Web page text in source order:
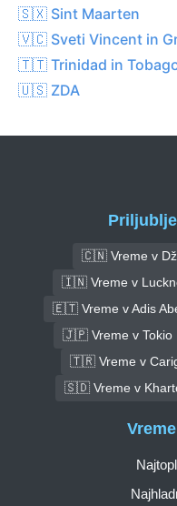
🇸🇽 Sint Maarten
🇻🇨 Sveti Vincent in
🇹🇹 Trinidad in
🇺🇸 ZDA
🇨🇳 Vreme v
🇮🇳 Vreme v
🇪🇹 Vreme v Adis
🇯🇵 Vreme v Tokio
🇹🇷 Vreme v
🇸🇩 Vreme v